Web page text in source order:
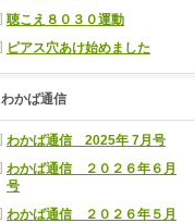
聴こえ８０３０運動
ピアス穴あけ始めました
わかば通信
わかば通信 2025年 7月号
わかば通信 ２０２６年６月
号
わかば通信 ２０２６年５月